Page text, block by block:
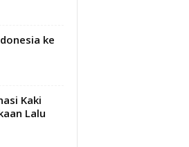
ke
Kaki
Lalu